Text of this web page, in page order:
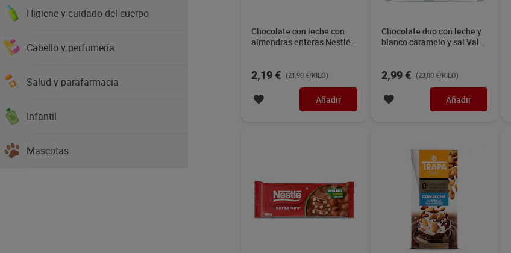
Higiene y cuidado del cuerpo
Cabello y perfumería
Salud y parafarmacia
Infantil
Mascotas
Chocolate con leche con
almendras enteras Nestlé
2,19 € (21,90 €/KILO)
Añadir
Chocolate duo con leche y
blanco caramelo y sal Valor
2,99 € (23,00 €/KILO)
Añadir